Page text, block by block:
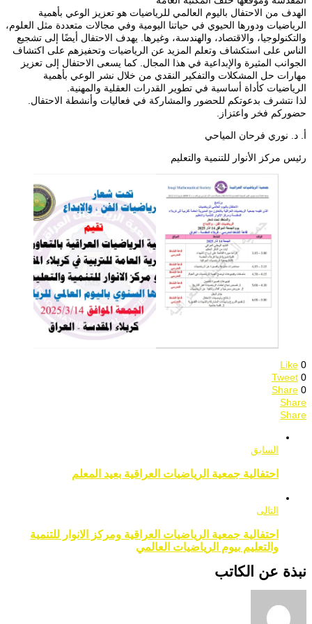
الهدف من الاحتفال باليوم العالمي للرياضيات هو تعزيز الوعي بأهمية
الرياضيات ودورها الحيوي في حياتنا اليومية وفي مجالات متعددة مثل العلوم،
والتكنولوجيا، والاقتصاد، والهندسة، وغيرها. يهدف الاحتفال أيضًا إلى تشجيع
الناس على استكشاف وتعلم المزيد عن الرياضيات وتحفيزهم على اكتشاف
الجوانب المثيرة والإبداعية في هذا المجال. كما يسعى الاحتفال إلى تعزيز
مهارات حل المشكلات والتفكير النقدي من خلال نشر الوعي بأهمية
الرياضيات كأداة أساسية في تطوير القدرات العقلية والمهنية.
لذا نتشرف بدعوتكم للحضور والمشاركة في فعاليات وأنشطة الاحتفال.
حضوركم فخر واعتزاز.
أ. د. نوري فرحان المياحي
رئيس مركز الأنوار للتنمية والتعليم
Like 0
Tweet 0
Share 0
Share
Share
السابق
احتفالية جمعية الرياضيات العراقية بعيد المعلم
التالى
احتفالية جمعية الرياضيات العراقية ومركز الانوار للتنمية
والتعليم بيوم الرياضيات العالمي
نبذة عن الكاتب